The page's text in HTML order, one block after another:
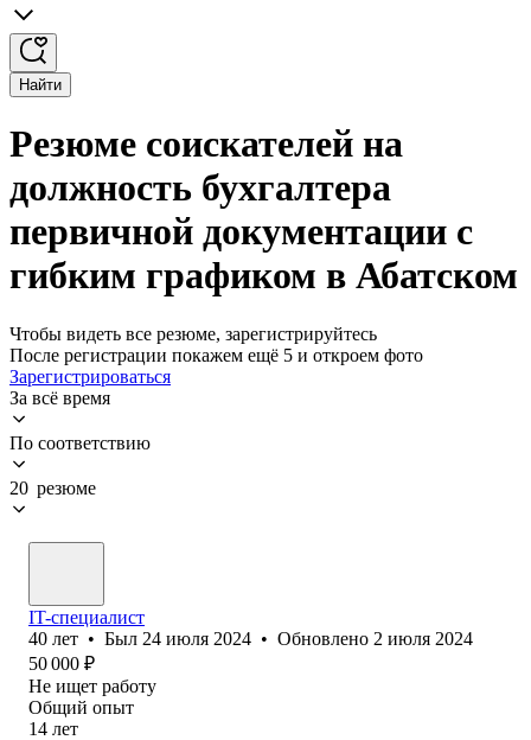
Найти
Резюме соискателей на
должность бухгалтера
первичной документации с
гибким графиком в Абатском
Чтобы видеть все резюме, зарегистрируйтесь
После регистрации покажем ещё 5 и откроем фото
Зарегистрироваться
За всё время
По соответствию
20 резюме
IT-специалист
40 лет • Был 24 июля 2024 • Обновлено 2 июля 2024
50 000 ₽
Не ищет работу
Общий опыт
14 лет